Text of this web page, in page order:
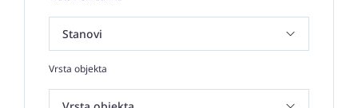
Vrsta objekta